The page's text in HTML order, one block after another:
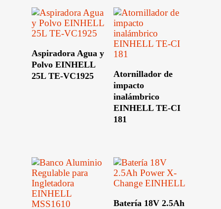
Leer Más
Aspiradora Agua y
Polvo EINHELL
25L TE-VC1925
Leer Más
Atornillador de
impacto
inalámbrico
EINHELL TE-CI
181
Leer Más
Batería 18V 2.5Ah